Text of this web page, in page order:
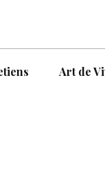
Art de